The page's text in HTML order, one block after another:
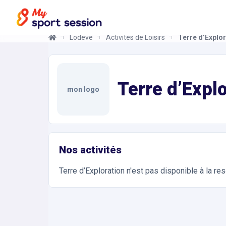
Lodève Activités de Loisirs Terre
mon logo Terre
Nos activités
Terre d’Exploration n'est pas disponible à la